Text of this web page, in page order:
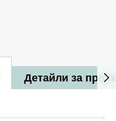
Детайли за